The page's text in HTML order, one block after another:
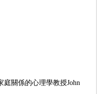
關係的心理學教授John